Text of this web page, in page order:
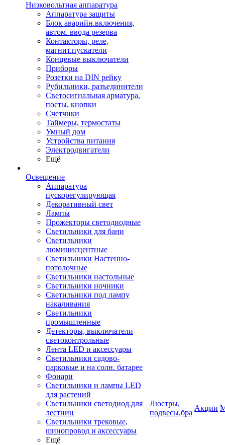
Низковольтная аппаратура
Аппаратура защиты
Блок аварийн.включения,
автом. ввода резерва
Контакторы, реле,
магнит.пускатели
Концевые выключатели
Приборы
Розетки на DIN рейку
Рубильники, разъединители
Светосигнальная арматура,
посты, кнопки
Счетчики
Таймеры, термостаты
Умный дом
Устройства питания
Электродвигатели
Ещё
Освещение
Аппаратура
пускорегулирующая
Декоративный свет
Лампы
Прожекторы светодиодные
Светильники для бани
Светильники
люминисцентные
Светильники Настенно-
потолочные
Светильники настольные
Светильники ночники
Светильники под лампу
накаливания
Светильники
промышленные
Детекторы, выключатели
светоконтрольные
Лента LED и аксессуары
Светильники садово-
парковые и на солн. батарее
Фонари
Светильники и лампы LED
для растений
Светильники светодиод.для
лестниц
Светильники трековые,
шинопровод и аксессуары
Ещё
Люстры,
подвесы,бра
Акции